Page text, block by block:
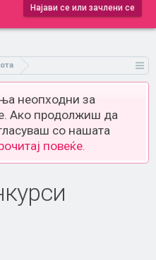
Најави се или зачлени се
неопходни за
Ако продолжиш да
со нашата
повеќе.